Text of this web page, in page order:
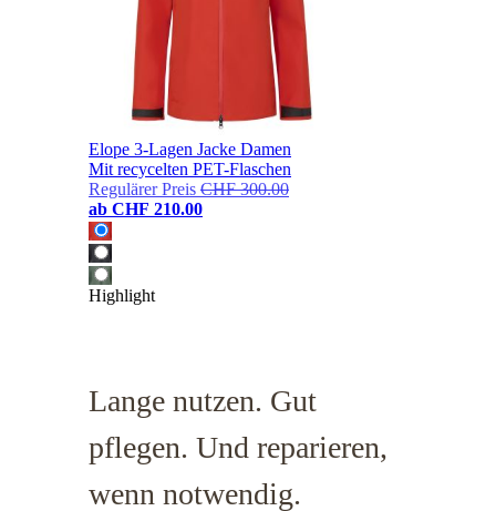
Elope 3-Lagen Jacke Damen
Mit recycelten PET-Flaschen
Regulärer Preis CHF 300.00
ab CHF 210.00
Highlight
Lange nutzen. Gut
pflegen. Und reparieren,
wenn notwendig.